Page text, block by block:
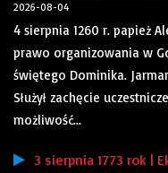
2026-08-04
4 sierpnia 1260 r. papież
prawo organizowania w
świętego Dominika.
Służył zachęcie
możliwość...
3 sierpnia 1773 rok |